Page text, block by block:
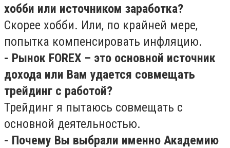
хобби или источником заработка?
Скорее хобби. Или, по крайней мере,
попытка компенсировать инфляцию.
- Рынок FOREX – это основной источник
дохода или Вам удается совмещать
трейдинг с работой?
Трейдинг я пытаюсь совмещать с
основной деятельностью.
- Почему Вы выбрали именно Академию